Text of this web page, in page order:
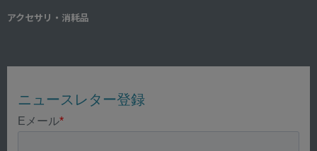
アクセサリ・消耗品